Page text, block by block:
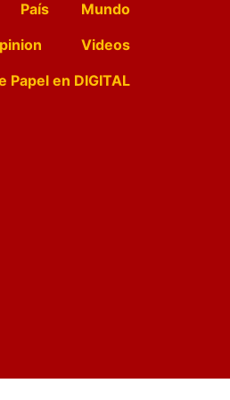
País
Mundo
Videos
Papel en DIGITAL